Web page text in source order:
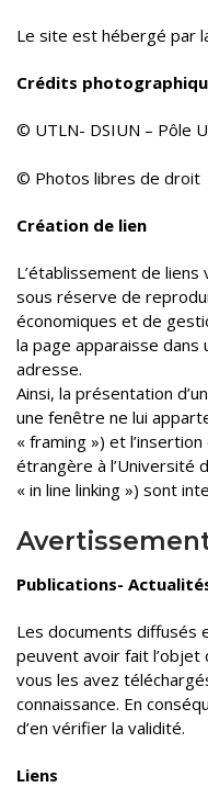
Le site est hébergé par
Crédits
© UTLN- DSIUN – Pôle
© Photos libres de droit
Création de lien
L’établissement de
sous réserve de
économiques et de
la page apparaisse
adresse.
Ainsi, la présentation
une fenêtre ne lui
« framing ») et
étrangère à l’Université
« in line linking ») sont
Publications-
Les documents diffusés
peuvent avoir fait
vous les avez
connaissance. En
d’en vérifier la validité.
Liens